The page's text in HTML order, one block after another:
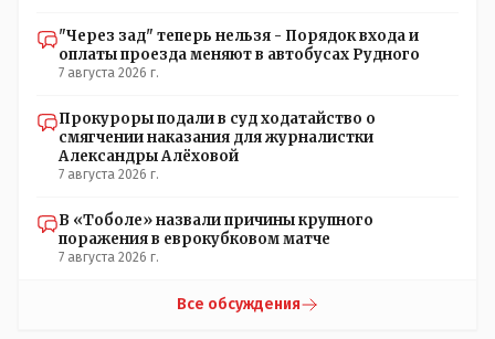
"Через зад" теперь нельзя - Порядок входа и
оплаты проезда меняют в автобусах Рудного
7 августа 2026 г.
Прокуроры подали в суд ходатайство о
смягчении наказания для журналистки
Александры Алёховой
7 августа 2026 г.
В «Тоболе» назвали причины крупного
поражения в еврокубковом матче
7 августа 2026 г.
Все обсуждения